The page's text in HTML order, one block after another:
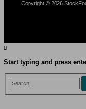
Copyright © 2026
Start typing and press
Search...